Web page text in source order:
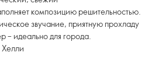
композицию решительностью.
звучание, приятную прохладу
– идеально для города.